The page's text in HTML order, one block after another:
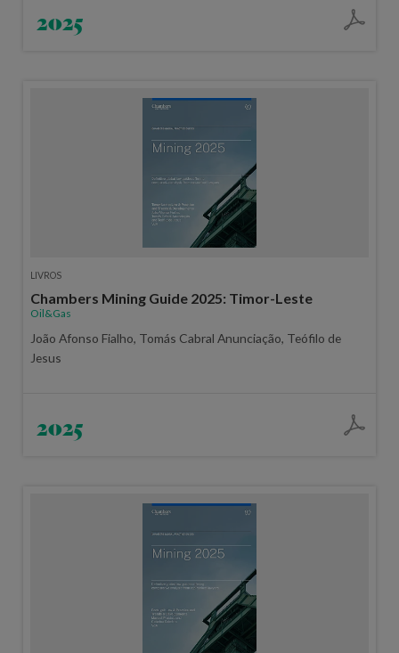
2025
LIVROS
Chambers Mining Guide 2025: Timor-Leste
Oil&Gas
João Afonso Fialho, Tomás Cabral Anunciação, Teófilo de
Jesus
2025